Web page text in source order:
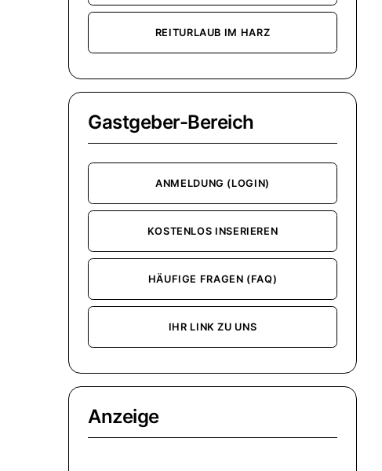
REITURLAUB IM HARZ
Gastgeber-Bereich
ANMELDUNG (LOGIN)
KOSTENLOS INSERIEREN
HÄUFIGE FRAGEN (FAQ)
IHR LINK ZU UNS
Anzeige